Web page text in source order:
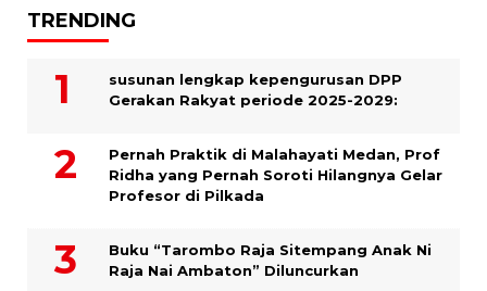
TRENDING
susunan lengkap kepengurusan DPP
Gerakan Rakyat periode 2025-2029:
Pernah Praktik di Malahayati Medan, Prof
Ridha yang Pernah Soroti Hilangnya Gelar
Profesor di Pilkada
Buku “Tarombo Raja Sitempang Anak Ni
Raja Nai Ambaton” Diluncurkan